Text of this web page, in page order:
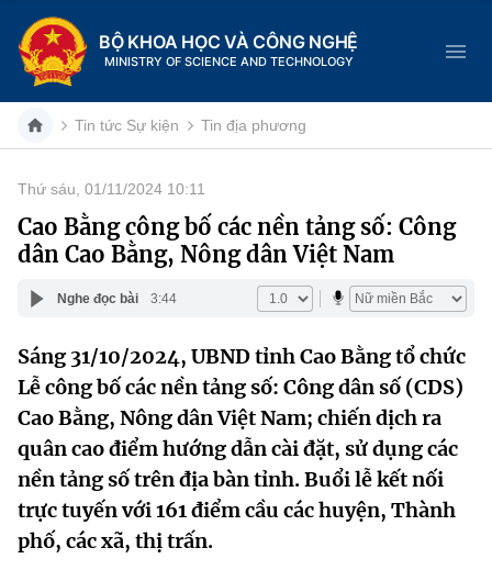
BỘ KHOA HỌC VÀ CÔNG NGHỆ
MINISTRY OF SCIENCE AND TECHNOLOGY
Danh mục
Trang chủ
Giới thiệu
Chức năng nhiệm vụ
Cơ cấu tổ chức
Lịch sử phát triển
Sở Khoa học và Công nghệ
Tin tức sự kiện
Khoa học và Công nghệ
Đổi mới sáng tạo
Chuyển đổi số
Dịch vụ công
Hệ thống văn bản
Văn bản QPPL
MST IOFFICE
Tin tức Sự kiện Tin địa phương
Thứ sáu, 01/11/2024 10:11
Cao Bằng công bố các nền tảng số: Công
dân Cao Bằng, Nông dân Việt Nam
Nghe đọc bài 3:44
Sáng 31/10/2024, UBND tỉnh Cao Bằng tổ chức
Lễ công bố các nền tảng số: Công dân số (CDS)
Cao Bằng, Nông dân Việt Nam; chiến dịch ra
quân cao điểm hướng dẫn cài đặt, sử dụng các
nền tảng số trên địa bàn tỉnh. Buổi lễ kết nối
trực tuyến với 161 điểm cầu các huyện, Thành
phố, các xã, thị trấn.